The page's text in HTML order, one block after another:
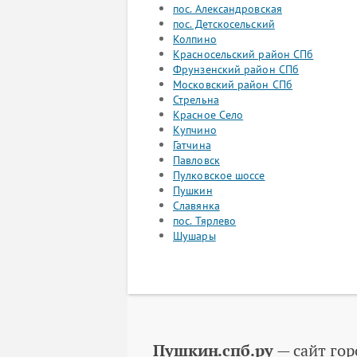
пос. Александровская
пос. Детскосельский
Колпино
Красносельский район СПб
Фрунзенский район СПб
Московский район СПб
Стрельна
Красное Село
Купчино
Гатчина
Павловск
Пулковское шоссе
Пушкин
Славянка
пос. Тярлево
Шушары
Пушкин.спб.ру— сайт